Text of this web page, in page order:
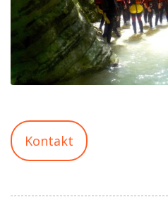
Kontakt